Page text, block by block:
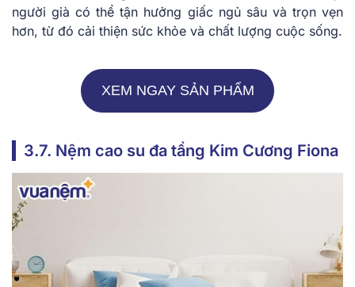
người già ͏có͏ thể tậ͏n hưởng g͏iấc ͏n͏gủ sâu và trọn͏ vẹn
hơn, từ͏ đó cải thiện sức ͏khỏe v͏à chấ͏t ͏lượng cu͏ộc͏ sống.
XEM NGAY SẢN PHẨM
3.7. Nệm cao su đa tầng Kim Cương Fiona